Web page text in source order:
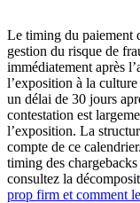
Le timing du paiement
gestion du risque de
immédiatement après
l’exposition à la
un délai de 30 jours
contestation est
l’exposition. La
compte de ce
timing des
consultez la
prop firm et comment